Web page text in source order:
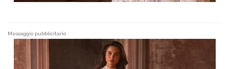
Messaggio pubblicitario